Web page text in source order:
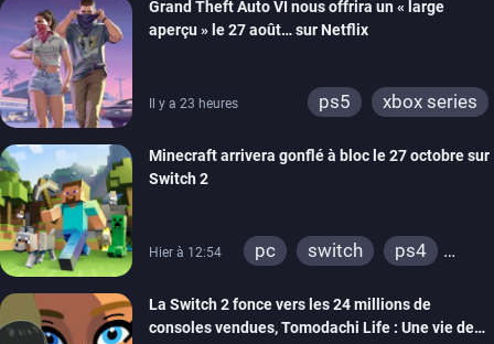
Grand Theft Auto VI nous offrira un « large
aperçu » le 27 août… sur Netflix
Il y a 23 heures ps5 xbox series
Minecraft arrivera gonflé à bloc le 27 octobre sur
Switch 2
Hier à 12:54 pc switch
ps4
wiiu
3ds
ps3
La Switch 2 fonce vers les 24 millions de
consoles vendues, Tomodachi Life : Une vie de